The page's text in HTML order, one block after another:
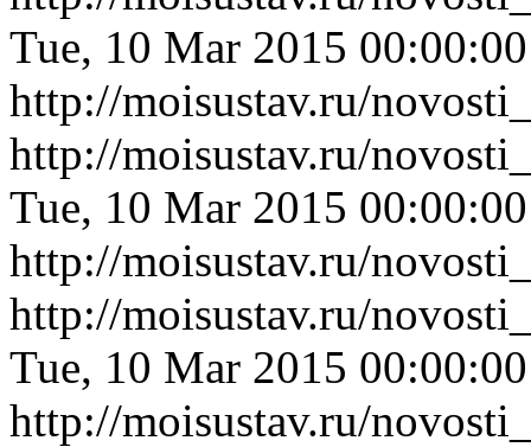
Tue, 10 Mar 2015
http://moisustav.ru/
http://moisustav.ru/
Tue, 10 Mar 2015
http://moisustav.ru/
http://moisustav.ru/
Tue, 10 Mar 2015
http://moisustav.ru/